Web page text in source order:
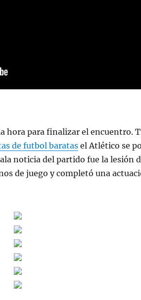
hora para finalizar el encuentro.
de futbol baratas el Atlético se
noticia del partido fue la lesión
de juego y completó una